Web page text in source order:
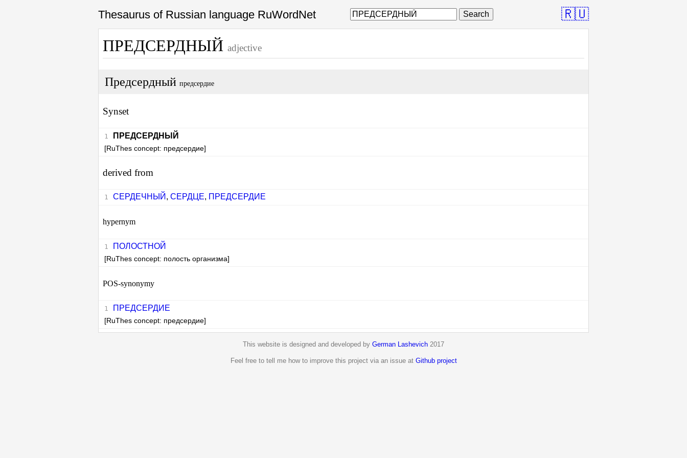
Thesaurus of Russian language RuWordNet Search 🇷🇺
ПРЕДСЕРДНЫЙ adjective
Предсердный предсердие
Synset
ПРЕДСЕРДНЫЙ
[RuThes concept: предсердие]
derived from
СЕРДЕЧНЫЙ , СЕРДЦЕ, ПРЕДСЕРДИЕ
hypernym
ПОЛОСТНОЙ
[RuThes concept: полость организма]
POS-synonymy
ПРЕДСЕРДИЕ
[RuThes concept: предсердие]
This website is designed and developed by German Lashevich 2017
Feel free to tell me how to improve this project via an issue at Github project